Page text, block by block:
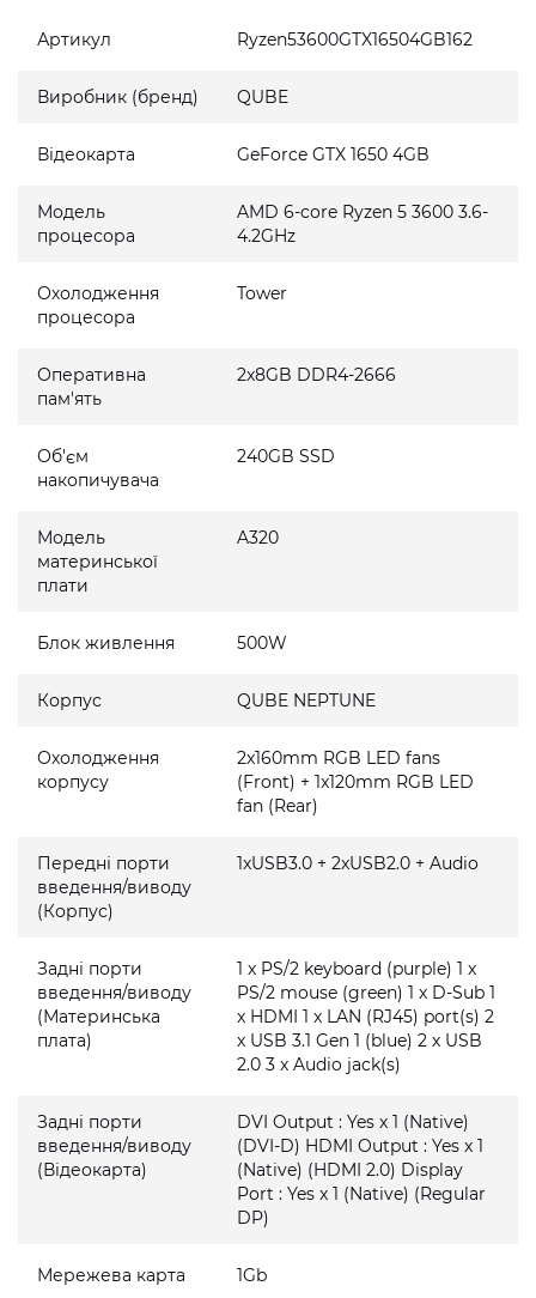
Артикул Ryzen53600GTX16504GB162
Виробник (бренд) QUBE
Відеокарта GeForce GTX 1650 4GB
Модель
процесора
AMD 6-core Ryzen 5 3600 3.6-
4.2GHz
Охолодження
процесора
Tower
Оперативна
пам'ять
2x8GB DDR4-2666
Об'єм
накопичувача
240GB SSD
Модель
материнської
плати
A320
Блок живлення 500W
Корпус QUBE NEPTUNE
Охолодження
корпусу
2x160mm RGB LED fans
(Front) + 1x120mm RGB LED
fan (Rear)
Передні порти
введення/виводу
(Корпус)
1xUSB3.0 + 2xUSB2.0 + Audio
Задні порти
введення/виводу
(Материнська
плата)
1 x PS/2 keyboard (purple) 1 x
PS/2 mouse (green) 1 x D-Sub 1
x HDMI 1 x LAN (RJ45) port(s) 2
x USB 3.1 Gen 1 (blue) 2 x USB
2.0 3 x Audio jack(s)
Задні порти
введення/виводу
(Відеокарта)
DVI Output : Yes x 1 (Native)
(DVI-D) HDMI Output : Yes x 1
(Native) (HDMI 2.0) Display
Port : Yes x 1 (Native) (Regular
DP)
Мережева карта 1Gb